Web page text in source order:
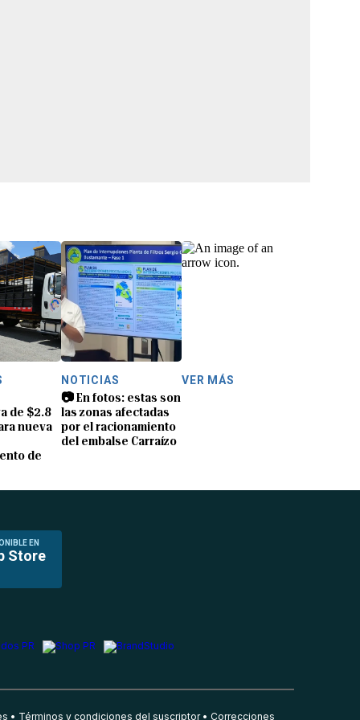
de $2.8
nueva
de
NOTICIAS
📷 En fotos: estas son
las zonas afectadas
por el racionamiento
del embalse Carraízo
VER MÁS
EN
Store
Términos y condiciones del suscriptor Correcciones